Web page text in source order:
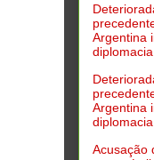
Argentina
Argentina
Acusação